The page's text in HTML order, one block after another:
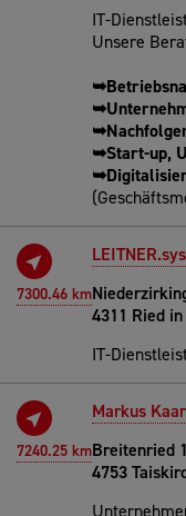
IT-
Unsere
➥Start-up,
7300.46 km
4311 Ried
IT-
7240.25 km
Markus
Breitenried
4753